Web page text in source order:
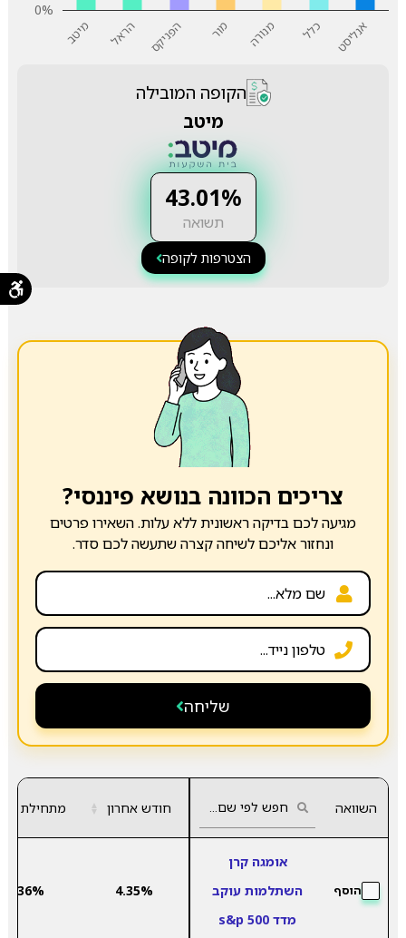
מיטב הראל הפניקס מור מנורה כלל אנליסט
0%
הקופה המובילה
מיטב
43.01%
תשואה
הצטרפות לקופה
צריכים הכוונה בנושא פיננסי?
מגיעה לכם בדיקה ראשונית ללא עלות. השאירו פרטים
ונחזור אליכם לשיחה קצרה שתעשה לכם סדר.
שליחה
השוואה חודש אחרון ▲
▼ מתחילת
הוסף
אומגה קרן
השתלמות עוקב
מדד s&p 500
4.35%
2.36%